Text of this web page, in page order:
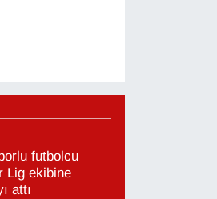
futbolcu
Lig ekibine
attı